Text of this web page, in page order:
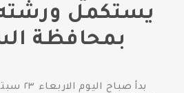
يستكمل ورشته
بمحافظة